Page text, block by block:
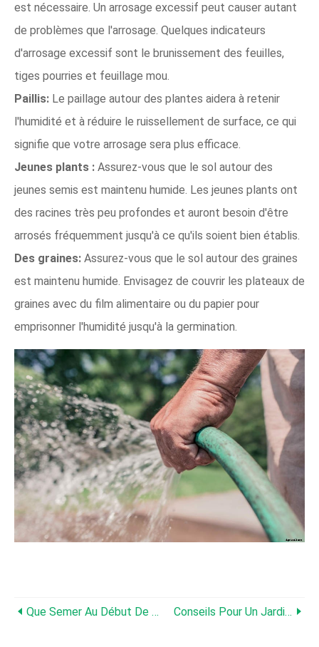
est nécessaire. Un arrosage excessif peut causer autant
de problèmes que l'arrosage. Quelques indicateurs
d'arrosage excessif sont le brunissement des feuilles,
tiges pourries et feuillage mou.
Paillis: Le paillage autour des plantes aidera à retenir
l'humidité et à réduire le ruissellement de surface, ce qui
signifie que votre arrosage sera plus efficace.
Jeunes plants : Assurez-vous que le sol autour des
jeunes semis est maintenu humide. Les jeunes plants ont
des racines très peu profondes et auront besoin d'être
arrosés fréquemment jusqu'à ce qu'ils soient bien établis.
Des graines: Assurez-vous que le sol autour des graines
est maintenu humide. Envisagez de couvrir les plateaux de
graines avec du film alimentaire ou du papier pour
emprisonner l'humidité jusqu'à la germination.
Que Semer Au Début De L'été - Décembre 2016 Conseils Pour Un Jardin Réussi